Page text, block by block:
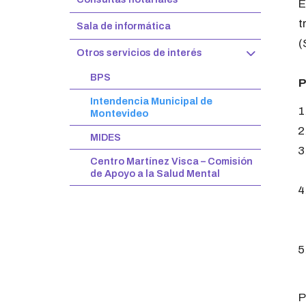
Sala de informática
Otros servicios de interés
BPS
Intendencia Municipal de
Montevideo
MIDES
Centro Martínez Visca – Comisión
de Apoyo a la Salud Mental